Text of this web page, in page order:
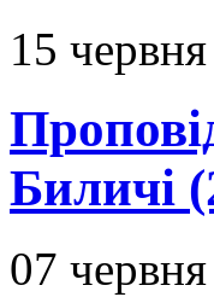
15
Биличі
07